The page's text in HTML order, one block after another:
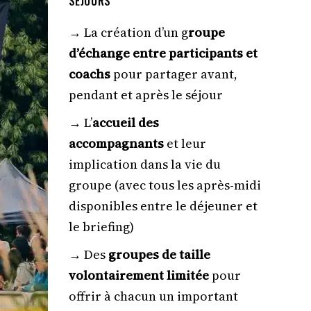
:
pour
du
le
leurs
Vous
dans
des
ainsi !
→ La création d’un groupe
d’échange entre participants et
coachspour partager avant,
pendant et après le séjour
→ L’accueil des
accompagnantset leur
implication dans la vie du
groupe (avec tous les après-midi
disponibles entre le déjeuner et
le briefing)
→ Des groupes de taille
volontairement limitéepour
offrir à chacun un important